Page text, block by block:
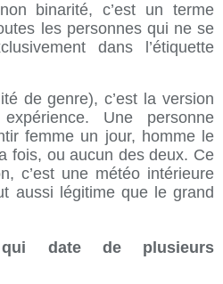
binarité, c’est un terme
les personnes qui ne se
dans l’étiquette
de genre), c’est la version
Une personne
femme un jour, homme le
fois, ou aucun des deux. Ce
c’est une météo intérieure
aussi légitime que le grand
qui date de plusieurs